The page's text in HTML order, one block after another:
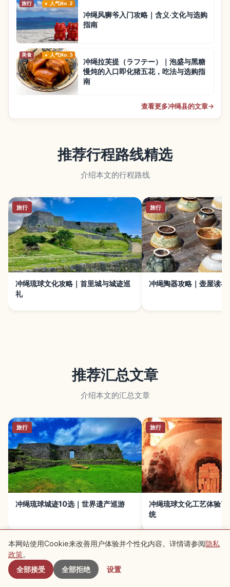
旅行 人气No.2
冲绳风狮爷入门攻略｜含义·文化与选购
指南
美食 人气No.3
冲绳拉芙提（ラフテー）｜泡盛与黑糖
慢炖的入口即化猪五花，吃法与选购指
南
查看更多冲绳县的文章→
推荐行程路线精选
介绍本文的行程路线
旅行
冲绳琉球文化攻略｜首里城与城迹巡
礼
旅行
冲绳陶器攻略｜壶屋读谷
推荐汇总文章
介绍本文的汇总文章
旅行
冲绳琉球城迹10选｜世界遗产巡游
旅行
冲绳琉球文化工艺体验7
统
附近景点
本网站使用Cookie来改善用户体验并个性化内容。详情请参阅隐私
政策。
全部接受
全部拒绝 设置